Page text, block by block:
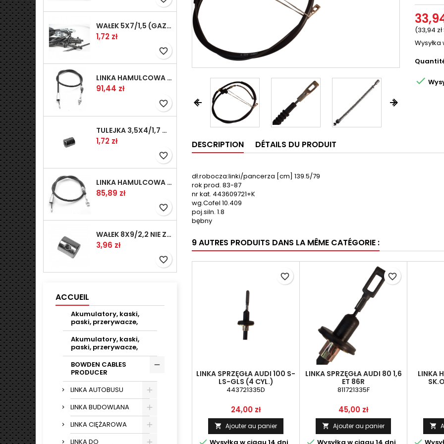
WAŁEK 5X7/1,5 (GAZ WSK)(PR5)
Prix
1,72 zł
favorite_border
LINKA HAMULCOWA PRZYCZEPY KNOTT 1240/1030 33921-1.11S
Prix
91,44 zł
favorite_border
TULEJKA 3,5X4/1,7 GAZÓW -OCYNK
Prix
1,72 zł
favorite_border
LINKA HAMULCOWA PRZYCZEPY KNOTT 1040/830 33921-1.07S
Prix
85,89 zł
favorite_border
WAŁEK 8X9/2,2 NIE ZAMAWIAĆ
Prix
3,96 zł
favorite_border
ACCUEIL
Akumulatory, kaski,
paski, przerywacze,
Akumulatory, kaski,
paski, przerywacze,
BOWDEN CABLES
PRODUCER
LINKA AUTOBUSU
LINKA BUDOWLANA
LINKA CIĘŻAROWA
LINKA DO
 
 
(33,94 zł

DESCRIPTION DÉTAILS DU PRODUIT
dł.robocza:linki/pancerza [cm] 139.5/79
rok prod. 83-87
nr kat. 443609721+K
wg.Cofel 10.409
poj.siln. 1.8
bębny
9 AUTRES PRODUITS DANS LA MÊME CATÉGORIE :
LINKA SPRZĘGŁA AUDI 100 S-
LS-GLS (4 CYL.)
443721335D
Prix
24,00 zł
 Ajouter au panier

favorite_border
LINKA SPRZĘGŁA AUDI 80 1,6
ET 86R
811721335F
Prix
45,00 zł
 Ajouter au panier

favorite_border
LINKA

